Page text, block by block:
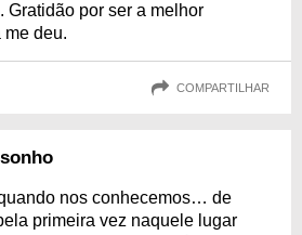
Gratidão por ser a melhor
me deu.
COMPARTILHAR
nos conhecemos… de
primeira vez naquele lugar